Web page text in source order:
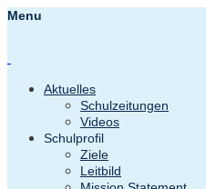
Menu
Aktuelles
Schulzeitungen
Videos
Schulprofil
Ziele
Leitbild